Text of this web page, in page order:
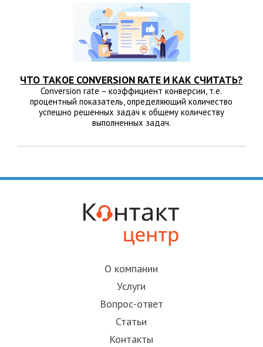
ЧТО ТАКОЕ CONVERSION RATE И КАК СЧИТАТЬ?
Conversion rate – коэффициент конверсии, т.е.
процентный показатель, определяющий количество
успешно решенных задач к общему количеству
выполненных задач.
О компании
Услуги
Вопрос-ответ
Статьи
Контакты